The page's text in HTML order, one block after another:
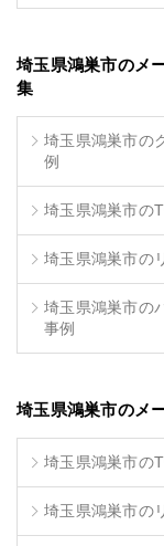
埼玉県鴻巣市のメ
集
埼玉県鴻巣市の
例
埼玉県鴻巣市の
埼玉県鴻巣市の
埼玉県鴻巣市の
事例
埼玉県鴻巣市のメ
埼玉県鴻巣市の
埼玉県鴻巣市の